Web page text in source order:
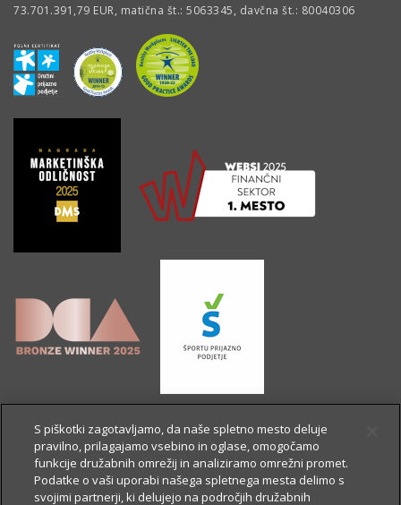
73.701.391,79 EUR, matična št.: 5063345, davčna št.: 80040306
S piškotki zagotavljamo, da naše spletno mesto deluje
pravilno, prilagajamo vsebino in oglase, omogočamo
funkcije družabnih omrežij in analiziramo omrežni promet.
Podatke o vaši uporabi našega spletnega mesta delimo s
svojimi partnerji, ki delujejo na področjih družabnih